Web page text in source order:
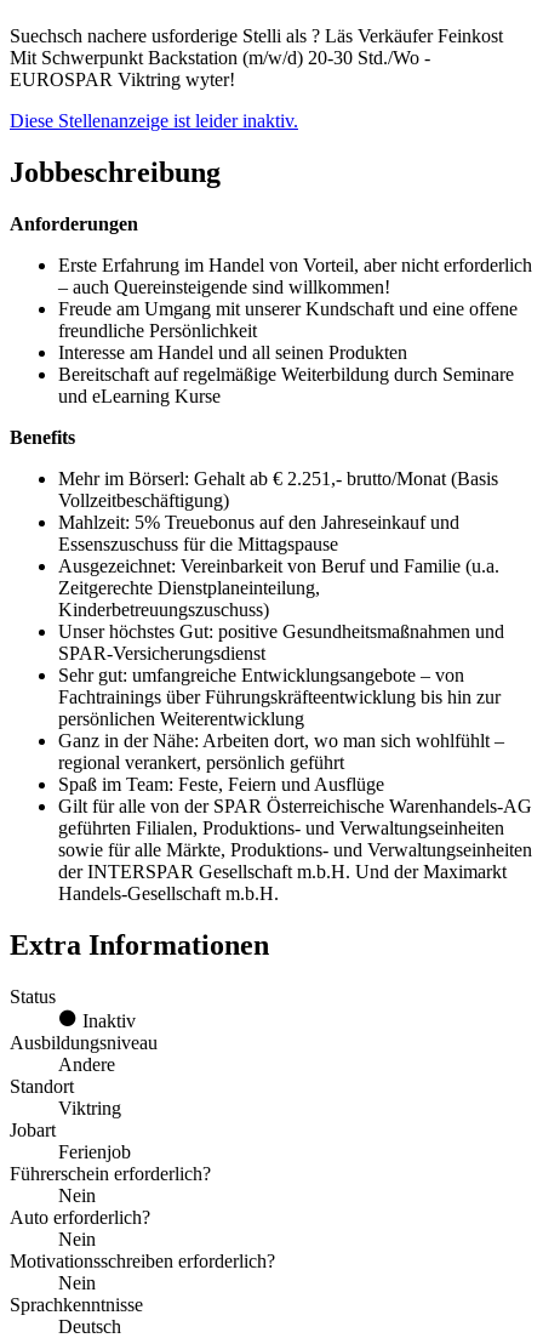
Suechsch nachere usforderige Stelli als ? Läs Verkäufer Feinkost
Mit Schwerpunkt Backstation (m/w/d) 20-30 Std./Wo -
EUROSPAR Viktring wyter!
Diese Stellenanzeige ist leider inaktiv.
Jobbeschreibung
Anforderungen
Erste Erfahrung im Handel von Vorteil, aber nicht erforderlich
– auch Quereinsteigende sind willkommen!
Freude am Umgang mit unserer Kundschaft und eine offene
freundliche Persönlichkeit
Interesse am Handel und all seinen Produkten
Bereitschaft auf regelmäßige Weiterbildung durch Seminare
und eLearning Kurse
Benefits
Mehr im Börserl: Gehalt ab € 2.251,- brutto/Monat (Basis
Vollzeitbeschäftigung)
Mahlzeit: 5% Treuebonus auf den Jahreseinkauf und
Essenszuschuss für die Mittagspause
Ausgezeichnet: Vereinbarkeit von Beruf und Familie (u.a.
Zeitgerechte Dienstplaneinteilung,
Kinderbetreuungszuschuss)
Unser höchstes Gut: positive Gesundheitsmaßnahmen und
SPAR-Versicherungsdienst
Sehr gut: umfangreiche Entwicklungsangebote – von
Fachtrainings über Führungskräfteentwicklung bis hin zur
persönlichen Weiterentwicklung
Ganz in der Nähe: Arbeiten dort, wo man sich wohlfühlt –
regional verankert, persönlich geführt
Spaß im Team: Feste, Feiern und Ausflüge
Gilt für alle von der SPAR Österreichische Warenhandels-AG
geführten Filialen, Produktions- und Verwaltungseinheiten
sowie für alle Märkte, Produktions- und Verwaltungseinheiten
der INTERSPAR Gesellschaft m.b.H. Und der Maximarkt
Handels-Gesellschaft m.b.H.
Extra Informationen
Status
Inaktiv
Ausbildungsniveau
Andere
Standort
Viktring
Jobart
Ferienjob
Führerschein erforderlich?
Nein
Auto erforderlich?
Nein
Motivationsschreiben erforderlich?
Nein
Sprachkenntnisse
Deutsch